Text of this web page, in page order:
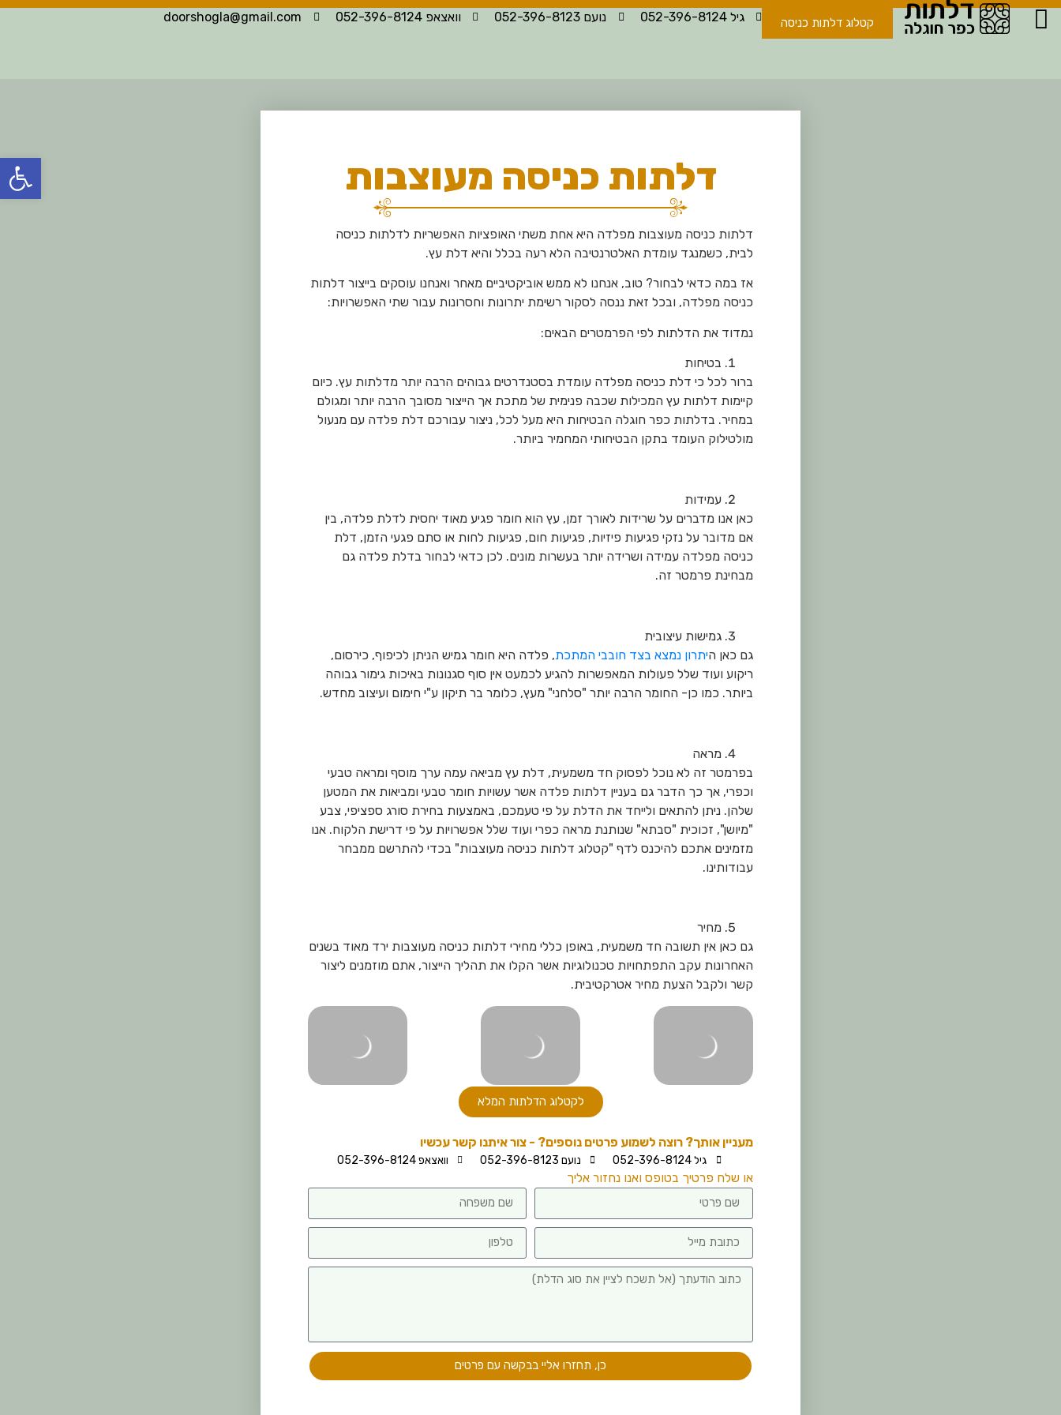
קטלוג דלתות כניסה גיל 052-396-8124 נועם 052-396-8123 וואצאפ 052-396-8124 doorshogla@gmail.com
דלתות כניסה מעוצבות
דלתות כניסה מעוצבות מפלדה היא אחת משתי האופציות האפשריות לדלתות כניסה
לבית, כשמנגד עומדת האלטרנטיבה הלא רעה בכלל והיא דלת עץ.
אז במה כדאי לבחור? טוב, אנחנו לא ממש אוביקטיביים מאחר ואנחנו עוסקים בייצור דלתות
כניסה מפלדה, ובכל זאת ננסה לסקור רשימת יתרונות וחסרונות עבור שתי האפשרויות:
נמדוד את הדלתות לפי הפרמטרים הבאים:
בטיחות
ברור לכל כי דלת כניסה מפלדה עומדת בסטנדרטים גבוהים הרבה יותר מדלתות עץ. כיום
קיימות דלתות עץ המכילות שכבה פנימית של מתכת אך הייצור מסובך הרבה יותר ומגולם
במחיר. בדלתות כפר חוגלה הבטיחות היא מעל לכל, ניצור עבורכם דלת פלדה עם מנעול
מולטילוק העומד בתקן הבטיחותי המחמיר ביותר.
עמידות
כאן אנו מדברים על שרידות לאורך זמן, עץ הוא חומר פגיע מאוד יחסית לדלת פלדה, בין
אם מדובר על נזקי פגיעות פיזיות, פגיעות חום, פגיעות לחות או סתם פגעי הזמן, דלת
כניסה מפלדה עמידה ושרידה יותר בעשרות מונים. לכן כדאי לבחור בדלת פלדה גם
מבחינת פרמטר זה.
גמישות עיצובית
גם כאן היתרון נמצא בצד חובבי המתכת, פלדה היא חומר גמיש הניתן לכיפוף, כירסום,
ריקוע ועוד שלל פעולות המאפשרות להגיע לכמעט אין סוף סגנונות באיכות גימור גבוהה
ביותר. כמו כן- החומר הרבה יותר "סלחני" מעץ, כלומר בר תיקון ע"י חימום ועיצוב מחדש.
מראה
בפרמטר זה לא נוכל לפסוק חד משמעית, דלת עץ מביאה עמה ערך מוסף ומראה טבעי
וכפרי, אך כך הדבר גם בעניין דלתות פלדה אשר עשויות חומר טבעי ומביאות את המטען
שלהן. ניתן להתאים ולייחד את הדלת על פי טעמכם, באמצעות בחירת סורג ספציפי, צבע
"מיושן", זכוכית "סבתא" שנותנת מראה כפרי ועוד שלל אפשרויות על פי דרישת הלקוח. אנו
מזמינים אתכם להיכנס לדף "קטלוג דלתות כניסה מעוצבות" בכדי להתרשם ממבחר
עבודותינו.
מחיר
גם כאן אין תשובה חד משמעית, באופן כללי מחירי דלתות כניסה מעוצבות ירד מאוד בשנים
האחרונות עקב התפתחויות טכנולוגיות אשר הקלו את תהליך הייצור, אתם מוזמנים ליצור
קשר ולקבל הצעת מחיר אטרקטיבית.
לקטלוג הדלתות המלא
מעניין אותך? רוצה לשמוע פרטים נוספים? - צור איתנו קשר עכשיו
גיל 052-396-8124 נועם 052-396-8123 וואצאפ 052-396-8124
או שלח פרטיך בטופס ואנו נחזור אליך
כן, תחזרו אליי בבקשה עם פרטים